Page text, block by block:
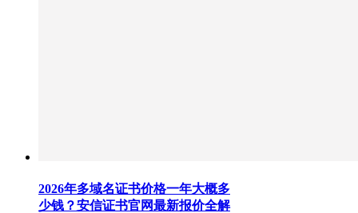
2026年多域名证书价格一年大概多
少钱？安信证书官网最新报价全解